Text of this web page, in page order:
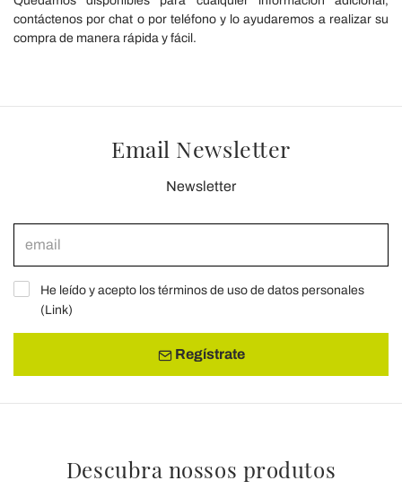
contáctenos por chat o por teléfono y lo ayudaremos a realizar su
compra de manera rápida y fácil.
Email Newsletter
Newsletter
He leído y acepto los términos de uso de datos personales
(Link)
Regístrate
Descubra nossos produtos